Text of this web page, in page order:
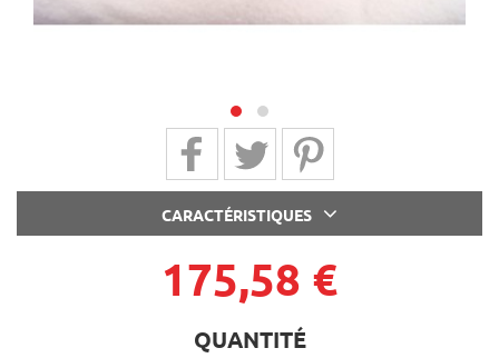
Partager sur Facebook
Partager sur Twitter
Partager sur Pinterest
CARACTÉRISTIQUES
175,58 €
QUANTITÉ